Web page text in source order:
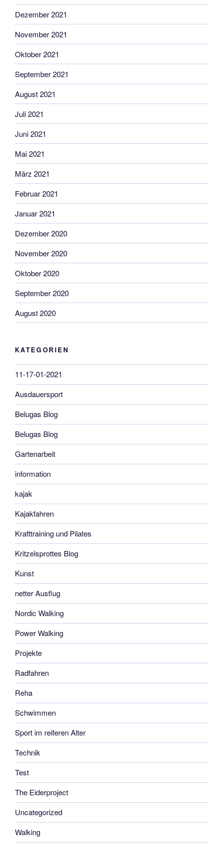
Dezember 2021
November 2021
Oktober 2021
September 2021
August 2021
Juli 2021
Juni 2021
Mai 2021
März 2021
Februar 2021
Januar 2021
Dezember 2020
November 2020
Oktober 2020
September 2020
August 2020
KATEGORIEN
11-17-01-2021
Ausdauersport
Belugas Blog
Belugas Blog
Gartenarbeit
information
kajak
Kajakfahren
Krafttraining und Pilates
Kritzelsprottes Blog
Kunst
netter Ausflug
Nordic Walking
Power Walking
Projekte
Radfahren
Reha
Schwimmen
Sport im reiferen Alter
Technik
Test
The Eiderproject
Uncategorized
Walking